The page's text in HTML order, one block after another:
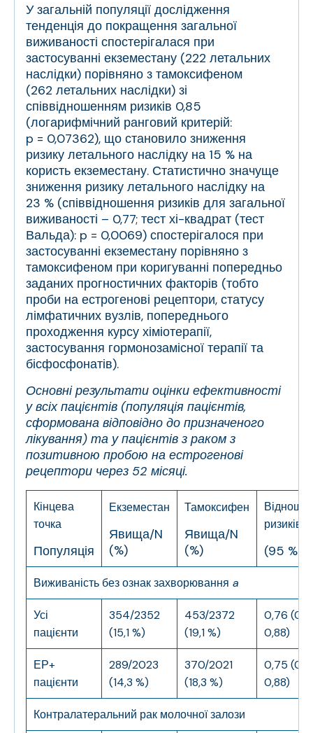
У загальній популяції дослідження
тенденція до покращення загальної
виживаності спостерігалася при
застосуванні екземестану (222 летальних
наслідки) порівняно з тамоксифеном
(262 летальних наслідки) зі
співвідношенням ризиків 0,85
(логарифмічний ранговий критерій:
p = 0,07362), що становило зниження
ризику летального наслідку на 15 % на
користь екземестану. Статистично значуще
зниження ризику летального наслідку на
23 % (співвідношення ризиків для загальної
виживаності – 0,77; тест хі-квадрат (тест
Вальда): p = 0,0069) спостерігалося при
застосуванні екземестану порівняно з
тамоксифеном при коригуванні попередньо
заданих прогностичних факторів (тобто
проби на естрогенові рецептори, статусу
лімфатичних вузлів, попереднього
проходження курсу хіміотерапії,
застосування гормонозамісної терапії та
бісфосфонатів).
Основні результати оцінки ефективності
у всіх пацієнтів (популяція пацієнтів,
сформована відповідно до призначеного
лікування) та у пацієнтів з раком з
позитивною пробою на естрогенові
рецептори через 52 місяці.
Кінцева
точка
Популяція
Екземестан
Явища/N
(%)
Тамоксифен
Явища/N
(%)
ризиків
(95 %
Виживаність без ознак захворювання a
Усі
пацієнти
354/2352
(15,1 %)
453/2372
(19,1 %)
0,76
0,88)
ЕР+
пацієнти
289/2023
(14,3 %)
370/2021
(18,3 %)
0,75
0,88)
Контралатеральний рак молочної залози